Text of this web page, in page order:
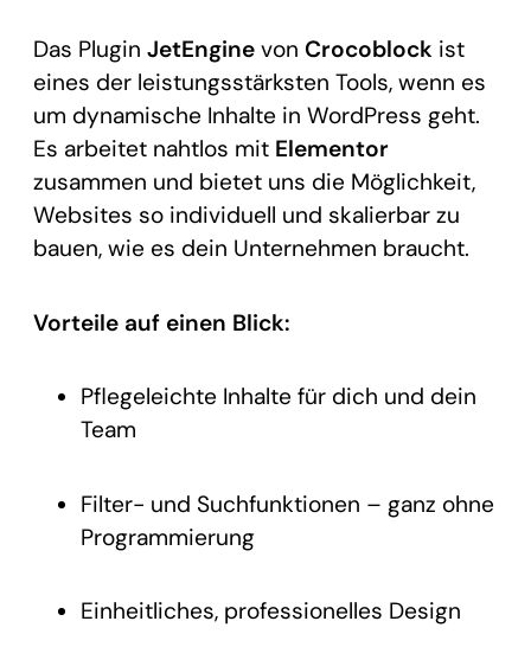
Das Plugin JetEnginevon Crocoblock ist
eines der leistungsstärksten Tools, wenn es
um dynamische Inhalte in WordPress geht.
Es arbeitet nahtlos mit Elementor
zusammen und bietet uns die Möglichkeit,
Websites so individuell und skalierbar zu
bauen, wie es dein Unternehmen braucht.
Vorteile auf einen Blick:
Pflegeleichte Inhalte für dich und dein
Team
Filter- und Suchfunktionen – ganz ohne
Programmierung
Einheitliches, professionelles Design